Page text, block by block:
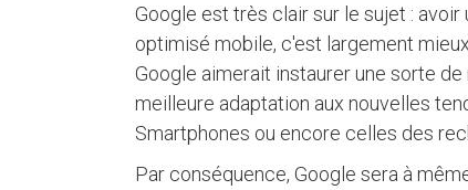
Google est très clair sur le sujet : avoir
optimisé mobile, c'est largement mieux.
Google aimerait instaurer une sorte
meilleure adaptation aux nouvelles
Smartphones ou encore celles des
Par conséquence, Google sera à